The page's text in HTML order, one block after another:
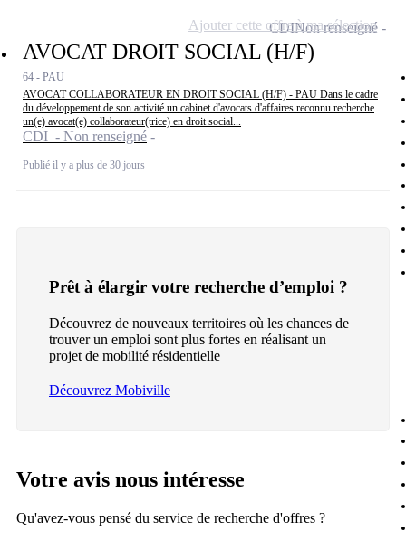
AVOCAT DROIT SOCIAL (H/F)
64 - PAU
AVOCAT COLLABORATEUR EN DROIT SOCIAL (H/F) - PAU Dans le cadre
du développement de son activité un cabinet d'avocats d'affaires reconnu recherche
un(e) avocat(e) collaborateur(trice) en droit social...
CDI - Non renseigné
Publié il y a plus de 30 jours
CDINon renseigné
Ajouter cette offre à ma sélection
Prêt à élargir votre recherche d’emploi ?
Découvrez de nouveaux territoires où les chances de
trouver un emploi sont plus fortes en réalisant un
projet de mobilité résidentielle
Découvrez Mobiville
Votre avis nous intéresse
Qu'avez-vous pensé du service de recherche d'offres ?